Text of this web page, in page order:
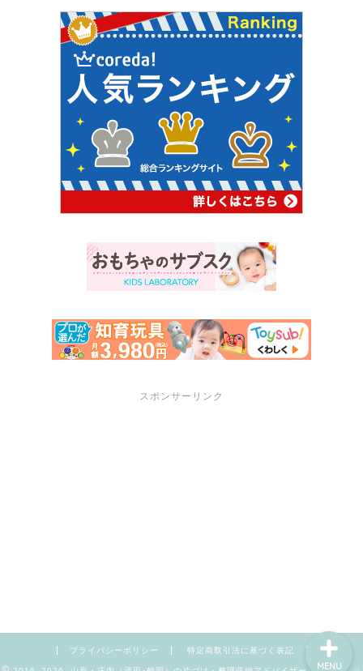
スポンサーリンク
プライバシーポリシー 特定商取引法に基づく表記
MENU